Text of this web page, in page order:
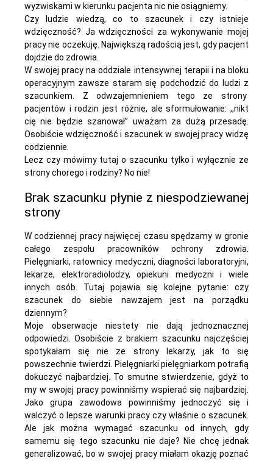
wyzwiskami w kierunku pacjenta nic nie osiągniemy.
Czy ludzie wiedzą, co to szacunek i czy istnieje
wdzięczność? Ja wdzięczności za wykonywanie mojej
pracy nie oczekuję. Największą radością jest, gdy pacjent
dojdzie do zdrowia.
W swojej pracy na oddziale intensywnej terapii i na bloku
operacyjnym zawsze staram się podchodzić do ludzi z
szacunkiem. Z odwzajemnieniem tego ze strony
pacjentów i rodzin jest różnie, ale sformułowanie: ,,nikt
cię nie będzie szanował” uważam za dużą przesadę.
Osobiście wdzięczność i szacunek w swojej pracy widzę
codziennie.
Lecz czy mówimy tutaj o szacunku tylko i wyłącznie ze
strony chorego i rodziny? No nie!
Brak szacunku płynie z niespodziewanej
strony
W codziennej pracy najwięcej czasu spędzamy w gronie
całego zespołu pracowników ochrony zdrowia.
Pielęgniarki, ratownicy medyczni, diagności laboratoryjni,
lekarze, elektroradiolodzy, opiekuni medyczni i wiele
innych osób. Tutaj pojawia się kolejne pytanie: czy
szacunek do siebie nawzajem jest na porządku
dziennym?
Moje obserwacje niestety nie dają jednoznacznej
odpowiedzi. Osobiście z brakiem szacunku najczęściej
spotykałam się nie ze strony lekarzy, jak to się
powszechnie twierdzi. Pielęgniarki pielęgniarkom potrafią
dokuczyć najbardziej. To smutne stwierdzenie, gdyż to
my w swojej pracy powinniśmy wspierać się najbardziej.
Jako grupa zawodowa powinniśmy jednoczyć się i
walczyć o lepsze warunki pracy czy właśnie o szacunek.
Ale jak można wymagać szacunku od innych, gdy
samemu się tego szacunku nie daje? Nie chcę jednak
generalizować, bo w swojej pracy miałam okazję poznać